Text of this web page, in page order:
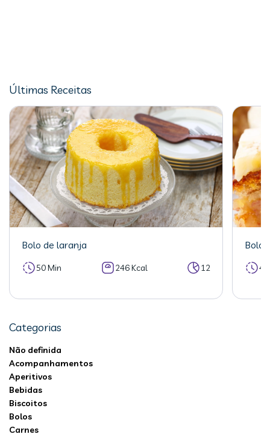
Últimas Receitas
Bolo de laranja
50 Min 246 Kcal 12
Bolo
Categorias
Não definida
Acompanhamentos
Aperitivos
Bebidas
Biscoitos
Bolos
Carnes